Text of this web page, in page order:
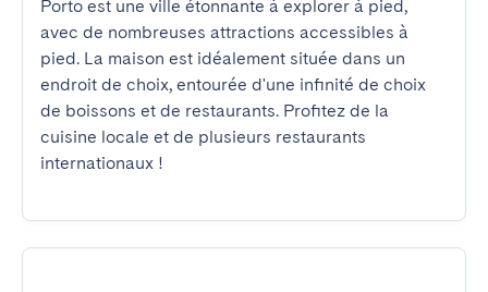
Porto est une ville étonnante à explorer à pied,
avec de nombreuses attractions accessibles à
pied. La maison est idéalement située dans un
endroit de choix, entourée d'une infinité de choix
de boissons et de restaurants. Profitez de la
cuisine locale et de plusieurs restaurants
internationaux !